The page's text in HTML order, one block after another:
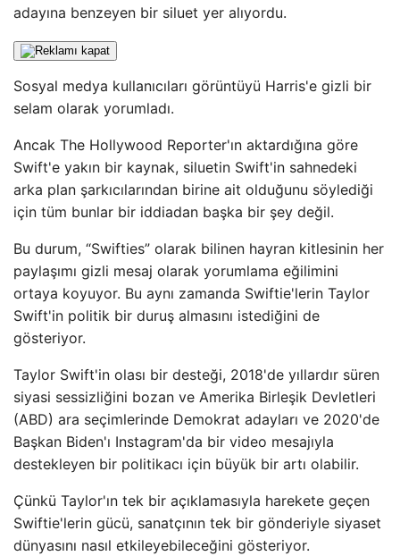
adayına benzeyen bir siluet yer alıyordu.
Sosyal medya kullanıcıları görüntüyü Harris'e gizli bir
selam olarak yorumladı.
Ancak The Hollywood Reporter'ın aktardığına göre
Swift'e yakın bir kaynak, siluetin Swift'in sahnedeki
arka plan şarkıcılarından birine ait olduğunu söylediği
için tüm bunlar bir iddiadan başka bir şey değil.
Bu durum, “Swifties” olarak bilinen hayran kitlesinin her
paylaşımı gizli mesaj olarak yorumlama eğilimini
ortaya koyuyor. Bu aynı zamanda Swiftie'lerin Taylor
Swift'in politik bir duruş almasını istediğini de
gösteriyor.
Taylor Swift'in olası bir desteği, 2018'de yıllardır süren
siyasi sessizliğini bozan ve Amerika Birleşik Devletleri
(ABD) ara seçimlerinde Demokrat adayları ve 2020'de
Başkan Biden'ı Instagram'da bir video mesajıyla
destekleyen bir politikacı için büyük bir artı olabilir.
Çünkü Taylor'ın tek bir açıklamasıyla harekete geçen
Swiftie'lerin gücü, sanatçının tek bir gönderiyle siyaset
dünyasını nasıl etkileyebileceğini gösteriyor.